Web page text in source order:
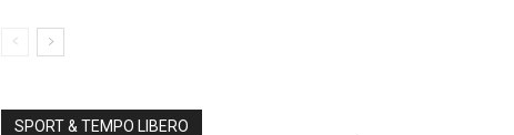
SPORT & TEMPO LIBERO